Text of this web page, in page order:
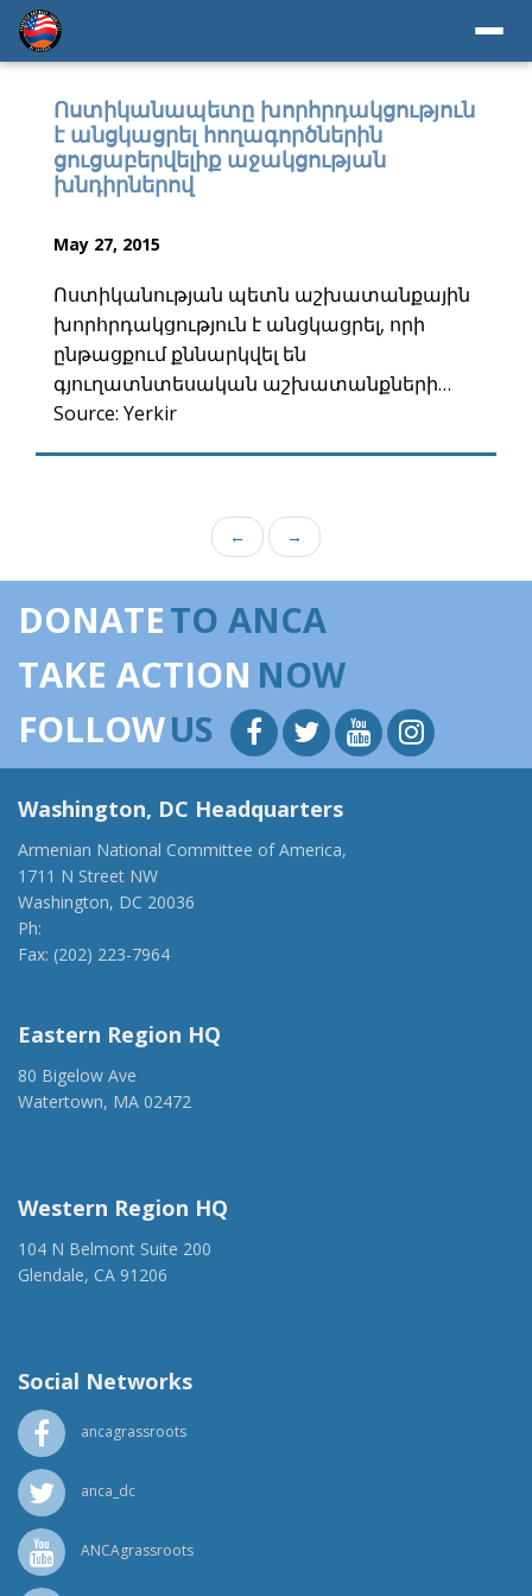
Ոստիկանապետը խորհրդակցություն
է անցկացրել հողագործներին
ցուցաբերվելիք աջակցության
խնդիրներով
May 27, 2015
Ոստիկանության պետն աշխատանքային
խորհրդակցություն է անցկացրել, որի
ընթացքում քննարկվել են
գյուղատնտեսական աշխատանքների…
Source: Yerkir
← →
DONATETO ANCA
TAKE ACTION NOW
FOLLOWUS
Washington, DC Headquarters
Armenian National Committee of America,
1711 N Street NW
Washington, DC 20036
Ph:
Fax: (202) 223-7964
Eastern Region HQ
80 Bigelow Ave
Watertown, MA 02472
Western Region HQ
104 N Belmont Suite 200
Glendale, CA 91206
Social Networks
ancagrassroots
anca_dc
ANCAgrassroots